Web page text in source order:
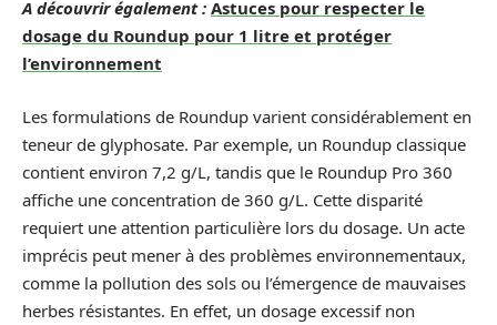
A découvrir également : Astuces pour respecter le
dosage du Roundup pour 1 litre et protéger
l’environnement
Les formulations de Roundup varient considérablement en
teneur de glyphosate. Par exemple, un Roundup classique
contient environ 7,2 g/L, tandis que le Roundup Pro 360
affiche une concentration de 360 g/L. Cette disparité
requiert une attention particulière lors du dosage. Un acte
imprécis peut mener à des problèmes environnementaux,
comme la pollution des sols ou l’émergence de mauvaises
herbes résistantes. En effet, un dosage excessif non